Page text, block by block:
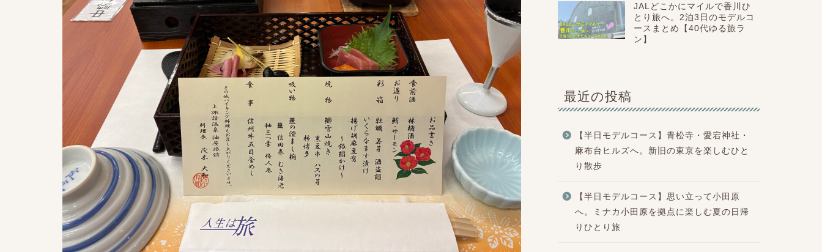
JALどこかにマイルで香川ひ
とり旅へ。2泊3日のモデルコ
ースまとめ【40代ゆる旅ラ
ン】
最近の投稿
【半日モデルコース】青松寺・愛宕神社・
麻布台ヒルズへ。新旧の東京を楽しむひと
り散歩
【半日モデルコース】思い立って小田原
へ。ミナカ小田原を拠点に楽しむ夏の日帰
りひとり旅